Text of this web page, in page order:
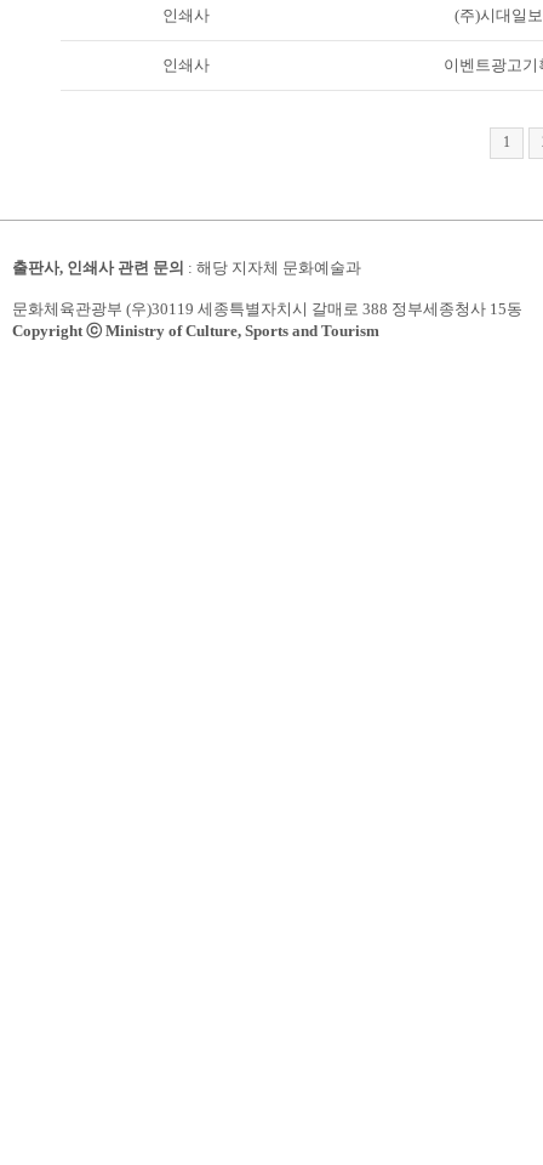
인쇄사 (주)시대일보
인쇄사 이벤트광고기
1
출판사, 인쇄사 관련 문의 : 해당 지자체 문화예술과
문화체육관광부 (우)30119 세종특별자치시 갈매로 388 정부세종청사 15동
Copyright ⓒ Ministry of Culture, Sports and Tourism